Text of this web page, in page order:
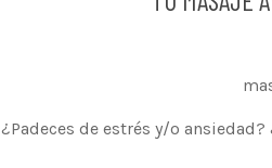
¿Padeces de estrés y/o